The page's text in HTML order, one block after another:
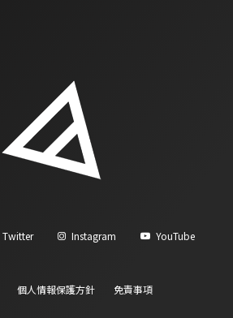
Twitter Instagram YouTube
個人情報保護方針 免責事項